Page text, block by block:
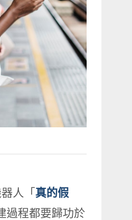
人「 真的假
過程都要歸功於